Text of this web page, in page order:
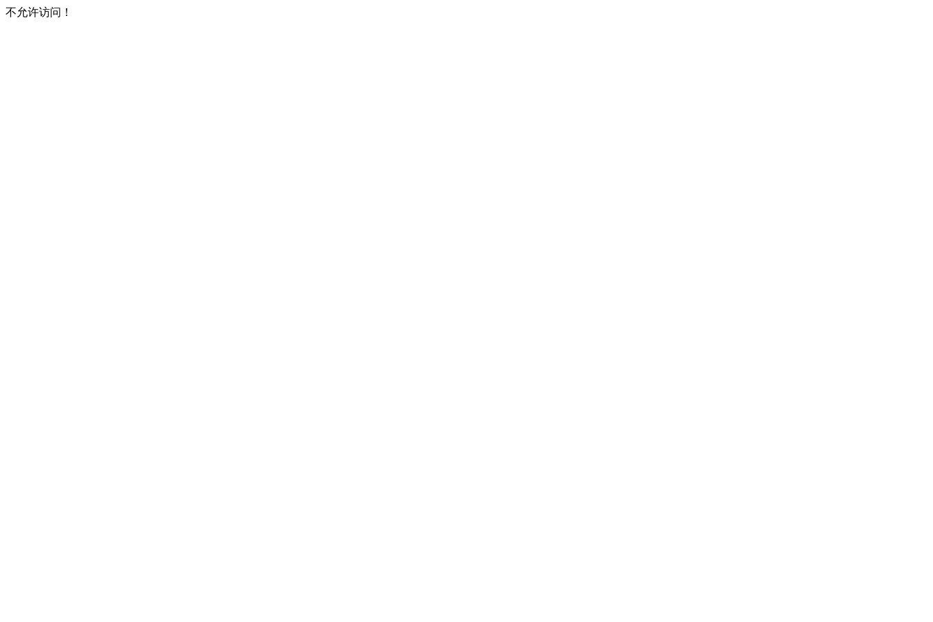
不允许访问！